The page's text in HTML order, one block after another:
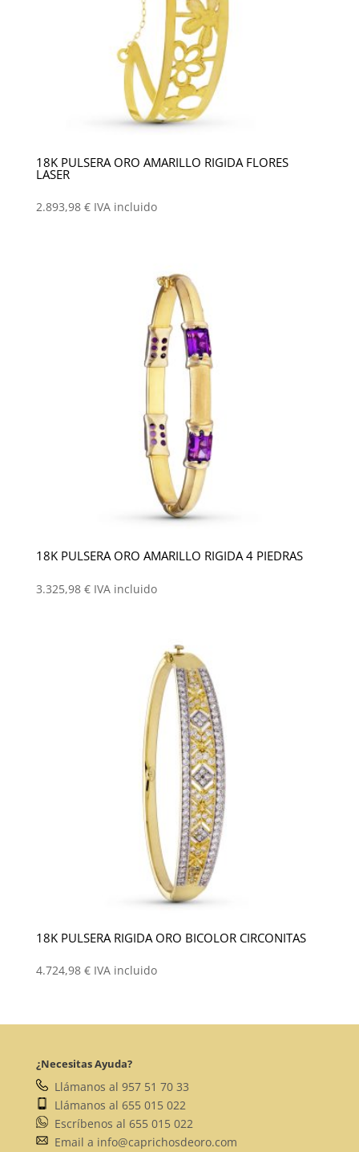
18K PULSERA ORO AMARILLO RIGIDA FLORES
LASER
2.893,98 € IVA incluido
18K PULSERA ORO AMARILLO RIGIDA 4 PIEDRAS
3.325,98 € IVA incluido
18K PULSERA RIGIDA ORO BICOLOR CIRCONITAS
4.724,98 € IVA incluido
¿Necesitas Ayuda?
Llámanos al 957 51 70 33
Llámanos al 655 015 022
Escríbenos al 655 015 022
Email a info@caprichosdeoro.com